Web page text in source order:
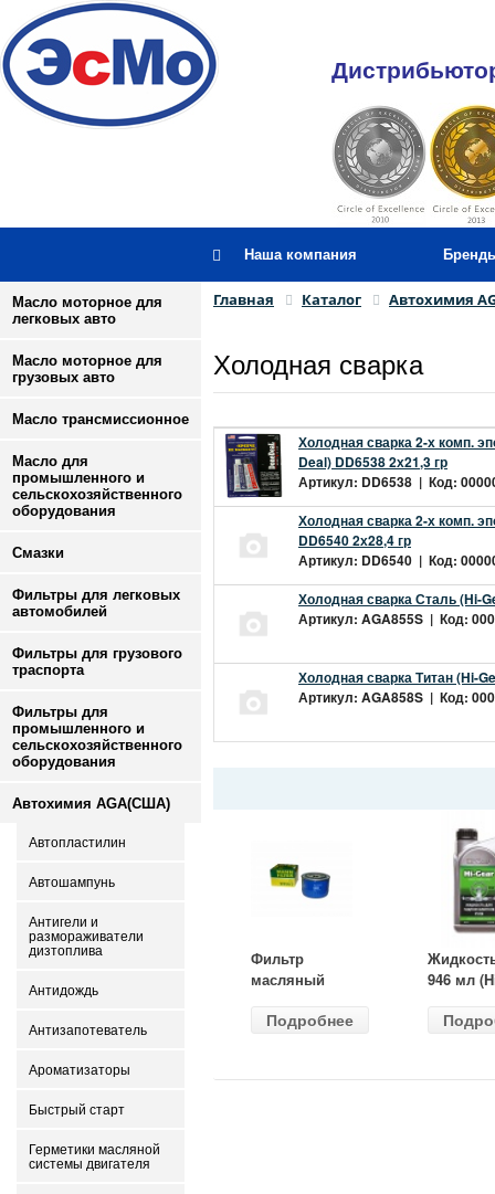
Наша компания
Масло моторное для
легковых авто
Масло моторное для
грузовых авто
Масло трансмиссионное
Масло для
промышленного и
сельскохозяйственного
оборудования
Смазки
Фильтры для легковых
автомобилей
Фильтры для грузового
траспорта
Фильтры для
промышленного и
сельскохозяйственного
оборудования
Автохимия AGA(США)
Автопластилин
Автошампунь
Антигели и
размораживатели
дизтоплива
Антидождь
Антизапотеватель
Ароматизаторы
Быстрый старт
Герметики масляной
системы двигателя
Главная Каталог Автохимия
Холодная сварка
Холодная сварка 2-х комп.
Deal) DD6538 2х21,3 гр
Артикул: DD6538 | Код:
Холодная сварка 2-х комп.
DD6540 2х28,4 гр
Артикул: DD6540 | Код:
Холодная сварка Сталь (Hi-
Артикул: AGA855S | Код:
Холодная сварка Титан (Hi-
Артикул: AGA858S | Код:
Фильтр
масляный
(MANN) W
Подробнее
946 мл